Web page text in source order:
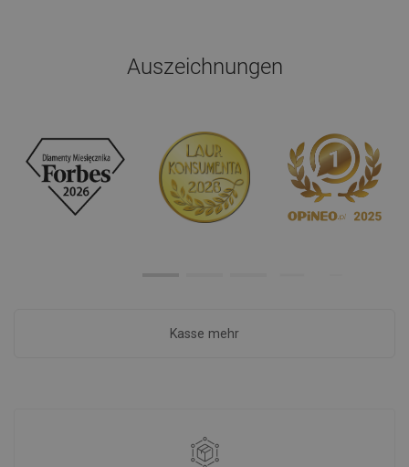
Auszeichnungen
Kasse mehr